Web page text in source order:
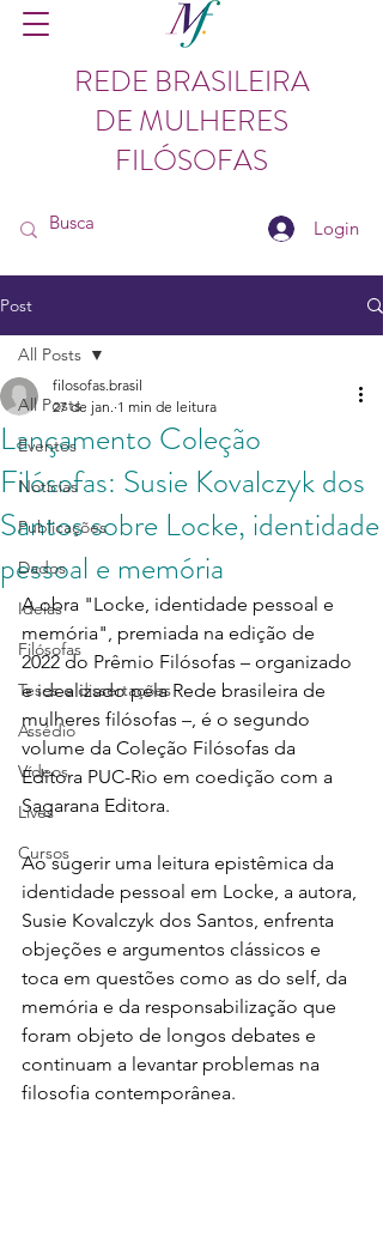
REDE BRASILEIRA
DE MULHERES
FILÓSOFAS
Login
Post
All Posts
Eventos
Notícias
Publicações
Dados
Ideias
Filósofas
Teses e dissertações
Assédio
Vídeos
Lives
Cursos
All Posts
Lançamento Coleção
Filósofas: Susie Kovalczyk dos
Santos sobre Locke, identidade
pessoal e memória
filosofas.brasil
27 de jan. 1 min de leitura
A obra "Locke, identidade pessoal e
memória", premiada na edição de
2022 do Prêmio Filósofas – organizado
e idealizado pela Rede brasileira de
mulheres filósofas –, é o segundo
volume da Coleção Filósofas da
Editora PUC-Rio em coedição com a
Sagarana Editora.
Ao sugerir uma leitura epistêmica da
identidade pessoal em Locke, a autora,
Susie Kovalczyk dos Santos, enfrenta
objeções e argumentos clássicos e
toca em questões como as do self, da
memória e da responsabilização que
foram objeto de longos debates e
continuam a levantar problemas na
filosofia contemporânea.